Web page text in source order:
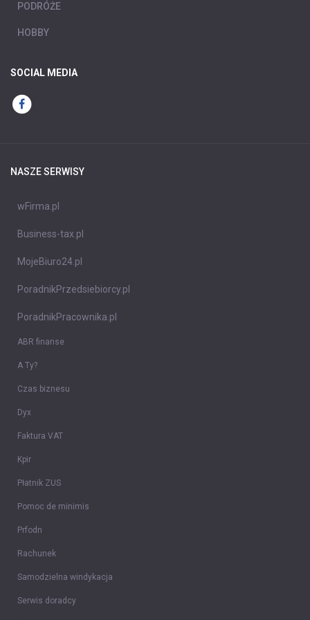
PODRÓŻE
HOBBY
SOCIAL MEDIA
NASZE SERWISY
wFirma.pl
Business-tax.pl
MojeBiuro24.pl
PoradnikPrzedsiebiorcy.pl
PoradnikPracownika.pl
ABR finanse
A Ty?
Czas biznesu
Dyx
Faktura VAT
Kpir
Płatnik ZUS
Pomoc de minimis
Prfodn
Rachunek
Samodzielna windykacja
Serwis doradcy